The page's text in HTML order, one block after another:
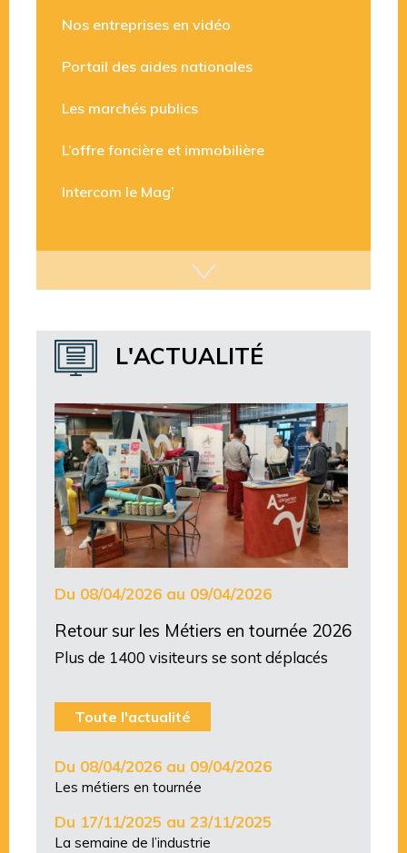
L'ACTUALITÉ
Du 08/04/2026 au 09/04/2026
Retour sur les Métiers en tournée 2026
Plus de 1400 visiteurs se sont déplacés
Toute l'actualité
Du 08/04/2026 au 09/04/2026
Les métiers en tournée
Du 17/11/2025 au 23/11/2025
La semaine de l’industrie